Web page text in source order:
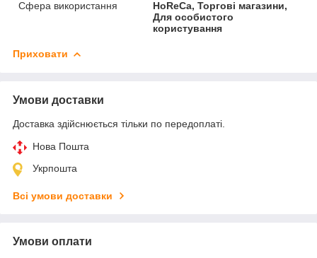
Сфера використання
HoReCa, Торгові магазини,
Для особистого
користування
Приховати
Умови доставки
Доставка здійснюється тільки по передоплаті.
Нова Пошта
Укрпошта
Всі умови доставки
Умови оплати